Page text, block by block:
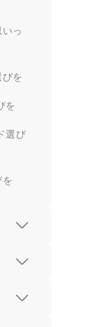
っ
を
を
選び
を